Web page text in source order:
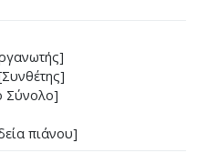
Σύνολο]
πιάνου]